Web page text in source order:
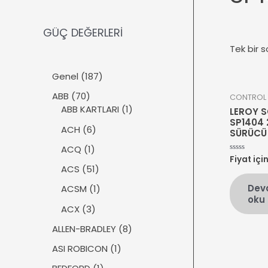
GÜÇ DEĞERLERİ
Genel 1871
ü
ABB 707
0
ü
r
ü
n
ABB KARTLARI 11
ACH 66
ü
r
ü
n
ACQ 11
ü
r
ü
ACS 515
1
ü
n
ACSM 11
ü
ACX 33
r
ü
n
ALLEN-BRADLEY 88
ASI ROBICON 11
Tek bir
CONTROL
LEROY
SP1404
5
üzerinden
oy
aldı
Fiyat için
oku